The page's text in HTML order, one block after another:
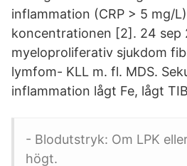
inflammation (CRP > 5 mg/
koncentrationen [2]. 24 sep
myeloproliferativ sjukdom
lymfom- KLL m. fl. MDS.
inflammation lågt Fe, lågt
- Blodutstryk: Om LPK
högt.